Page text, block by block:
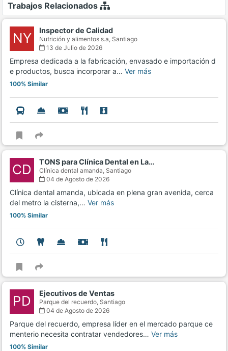
Trabajos Relacionados
NY Inspector de Calidad
Nutrición y alimentos s.a, Santiago
13 de Julio de 2026
Empresa dedicada a la fabricación, envasado e importación d
e productos, busca incorporar a… Ver más
100% Similar
CD TONS para Clínica Dental en La…
Clínica dental amanda, Santiago
04 de Agosto de 2026
Clínica dental amanda, ubicada en plena gran avenida, cerca
del metro la cisterna,… Ver más
100% Similar
PD Ejecutivos de Ventas
Parque del recuerdo, Santiago
04 de Agosto de 2026
Parque del recuerdo, empresa líder en el mercado parque ce
menterio necesita contratar vendedores… Ver más
100% Similar